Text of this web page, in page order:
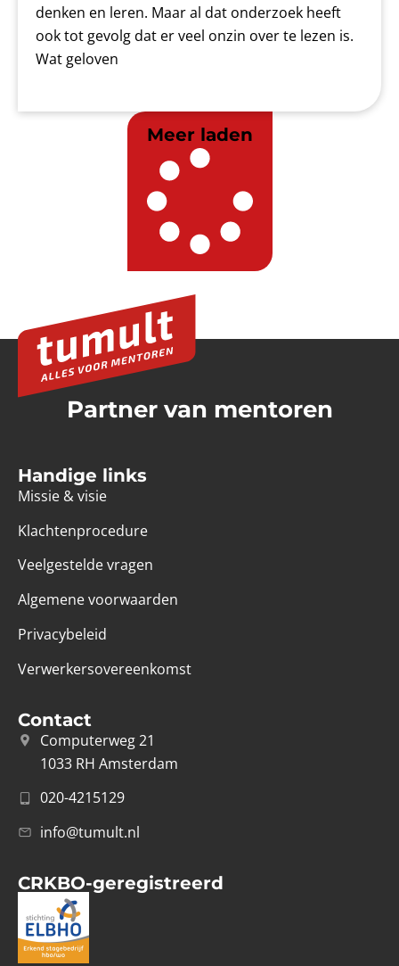
denken en leren. Maar al dat onderzoek heeft
ook tot gevolg dat er veel onzin over te lezen is.
Wat geloven
Meer laden
Partner van mentoren
Handige links
Missie & visie
Klachtenprocedure
Veelgestelde vragen
Algemene voorwaarden
Privacybeleid
Verwerkersovereenkomst
Contact
Computerweg 21
1033 RH Amsterdam
020-4215129
info@tumult.nl
CRKBO-geregistreerd